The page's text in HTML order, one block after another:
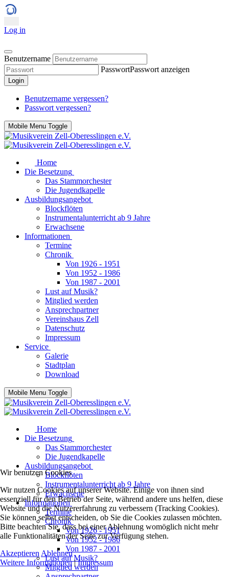
Log in
Benutzername
PasswortPasswort anzeigen
Login
Benutzername vergessen?
Passwort vergessen?
Mobile Menu Toggle
Home
Die Besetzung
Das Stammorchester
Die Jugendkapelle
Ausbildungsangebot
Blockflöten
Instrumentalunterricht ab 9 Jahre
Erwachsene
Informationen
Termine
Chronik
Von 1926 - 1951
Von 1952 - 1986
Von 1987 - 2001
Lust auf Musik?
Mitglied werden
Ansprechpartner
Vereinshaus Zell
Datenschutz
Impressum
Service
Galerie
Stadtplan
Download
Mobile Menu Toggle
Home
Die Besetzung
Das Stammorchester
Die Jugendkapelle
Ausbildungsangebot
Blockflöten
Instrumentalunterricht ab 9 Jahre
Erwachsene
Informationen
Termine
Chronik
Von 1926 - 1951
Von 1952 - 1986
Von 1987 - 2001
Lust auf Musik?
Mitglied werden
Wir benutzen Cookies
Wir nutzen Cookies auf unserer Website. Einige von ihnen sind
essenziell für den Betrieb der Seite, während andere uns helfen, diese
Website und die Nutzererfahrung zu verbessern (Tracking Cookies).
Sie können selbst entscheiden, ob Sie die Cookies zulassen möchten.
Bitte beachten Sie, dass bei einer Ablehnung womöglich nicht mehr
alle Funktionalitäten der Seite zur Verfügung stehen.
Akzeptieren Ablehnen
Weitere Informationen|Impressum